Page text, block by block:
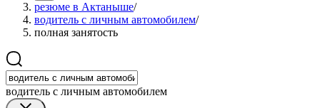
резюме в Актаныше/
водитель с личным автомобилем/
полная занятость
водитель с личным автомобилем